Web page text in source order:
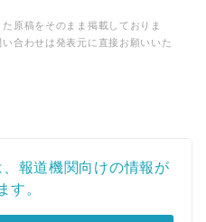
原稿をそのまま掲載しておりま
合わせは発表元に直接お願いいた
報道機関向けの情報が
す。